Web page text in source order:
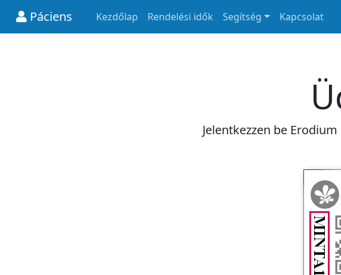
Páciens Kezdőlap Rendelési idők Segítség Kapcsolat
Jelentkezzen be